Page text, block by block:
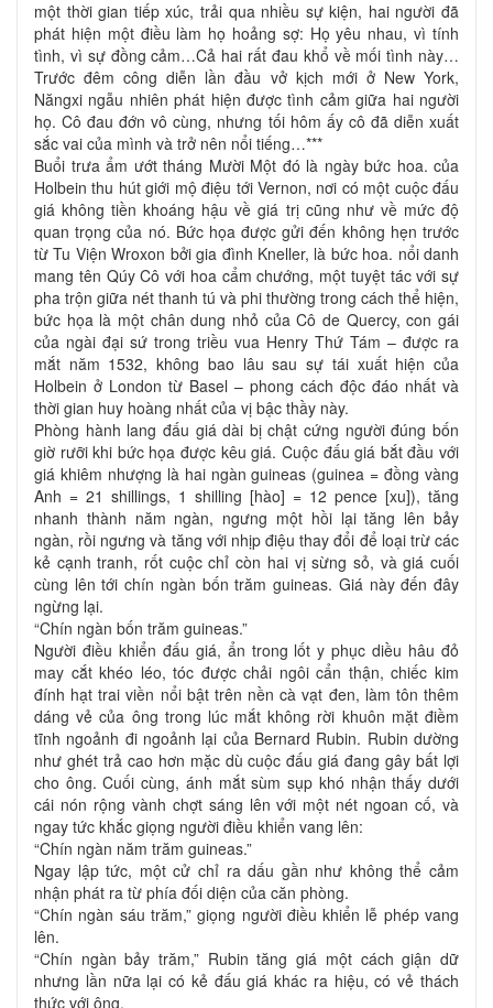
một thời gian tiếp xúc, trải qua nhiều sự kiện, hai người đã
phát hiện một điều làm họ hoảng sợ: Họ yêu nhau, vì tính
tình, vì sự đồng cảm…Cả hai rất đau khổ về mối tình này…
Trước đêm công diễn lần đầu vở kịch mới ở New York,
Năngxi ngẫu nhiên phát hiện được tình cảm giữa hai người
họ. Cô đau đớn vô cùng, nhưng tối hôm ấy cô đã diễn xuất
sắc vai của mình và trở nên nổi tiếng…***
Buổi trưa ẩm ướt tháng Mười Một đó là ngày bức hoa. của
Holbein thu hút giới mộ điệu tới Vernon, nơi có một cuộc đấu
giá không tiền khoáng hậu về giá trị cũng như về mức độ
quan trọng của nó. Bức họa được gửi đến không hẹn trước
từ Tu Viện Wroxon bởi gia đình Kneller, là bức hoa. nổi danh
mang tên Qúy Cô với hoa cẩm chướng, một tuyệt tác với sự
pha trộn giữa nét thanh tú và phi thường trong cách thể hiện,
bức họa là một chân dung nhỏ của Cô de Quercy, con gái
của ngài đại sứ trong triều vua Henry Thứ Tám – được ra
mắt năm 1532, không bao lâu sau sự tái xuất hiện của
Holbein ở London từ Basel – phong cách độc đáo nhất và
thời gian huy hoàng nhất của vị bậc thầy này.
Phòng hành lang đấu giá dài bị chật cứng người đúng bốn
giờ rưỡi khi bức họa được kêu giá. Cuộc đấu giá bắt đầu với
giá khiêm nhượng là hai ngàn guineas (guinea = đồng vàng
Anh = 21 shillings, 1 shilling [hào] = 12 pence [xu]), tăng
nhanh thành năm ngàn, ngưng một hồi lại tăng lên bảy
ngàn, rồi ngưng và tăng với nhịp điệu thay đổi để loại trừ các
kẻ cạnh tranh, rốt cuộc chỉ còn hai vị sừng sỏ, và giá cuối
cùng lên tới chín ngàn bốn trăm guineas. Giá này đến đây
ngừng lại.
“Chín ngàn bốn trăm guineas.”
Người điều khiển đấu giá, ẩn trong lốt y phục diều hâu đỏ
may cắt khéo léo, tóc được chải ngôi cẩn thận, chiếc kim
đính hạt trai viền nổi bật trên nền cà vạt đen, làm tôn thêm
dáng vẻ của ông trong lúc mắt không rời khuôn mặt điềm
tĩnh ngoảnh đi ngoảnh lại của Bernard Rubin. Rubin dường
như ghét trả cao hơn mặc dù cuộc đấu giá đang gây bất lợi
cho ông. Cuối cùng, ánh mắt sùm sụp khó nhận thấy dưới
cái nón rộng vành chợt sáng lên với một nét ngoan cố, và
ngay tức khắc giọng người điều khiển vang lên:
“Chín ngàn năm trăm guineas.”
Ngay lập tức, một cử chỉ ra dấu gần như không thể cảm
nhận phát ra từ phía đối diện của căn phòng.
“Chín ngàn sáu trăm,” giọng người điều khiển lễ phép vang
lên.
“Chín ngàn bảy trăm,” Rubin tăng giá một cách giận dữ
nhưng lần nữa lại có kẻ đấu giá khác ra hiệu, có vẻ thách
thức với ông.